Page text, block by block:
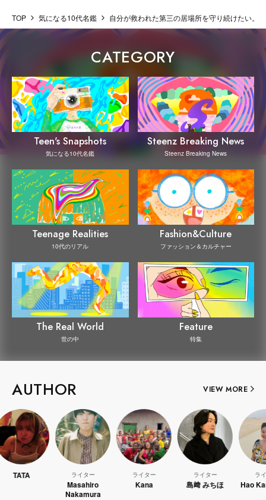
TOP 気になる10代名鑑 自分が救われた第三の居場所を守り続けたい。
CATEGORY
Teen's Snapshots
気になる10代名鑑
Steenz Breaking News
Steenz Breaking News
Teenage Realities
10代のリアル
Fashion&Culture
ファッション＆カルチャー
The Real World
世の中
Feature
特集
AUTHOR VIEW MORE
Nakamura
島﨑 みちほ Hao Kanayama